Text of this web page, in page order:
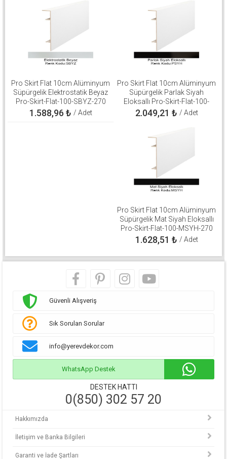
Pro Skirt Flat 10cm Alüminyum
Süpürgelik Elektrostatik Beyaz
Pro-Skirt-Flat-100-SBYZ-270
1.588,96 ₺ / Adet
Pro Skirt Flat 10cm Alüminyum
Süpürgelik Parlak Siyah
Eloksallı Pro-Skirt-Flat-100-
PSYH-270
2.049,21 ₺ / Adet
Pro Skirt Flat 10cm Alüminyum
Süpürgelik Mat Siyah Eloksallı
Pro-Skirt-Flat-100-MSYH-270
1.628,51 ₺ / Adet
Güvenli Alışveriş
Sık Sorulan Sorular
info@yerevdekor.com
WhatsApp Destek
DESTEK HATTI
0(850) 302 57 20
Hakkımızda
İletişim ve Banka Bilgileri
Garanti ve İade Şartları